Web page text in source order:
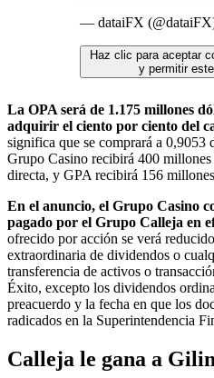
— dataiFX
Haz clic para aceptar
y permitir
La OPA será de 1.175 millones
adquirir el ciento por ciento del
significa que se comprará a 0,9053
Grupo Casino recibirá 400
directa, y GPA recibirá 156
En el anuncio, el Grupo Casino
pagado por el Grupo Calleja en
ofrecido por acción se verá
extraordinaria de dividendos o
transferencia de activos o
Éxito, excepto los dividendos
preacuerdo y la fecha en que los
radicados en la Superintendencia
Calleja le gana a